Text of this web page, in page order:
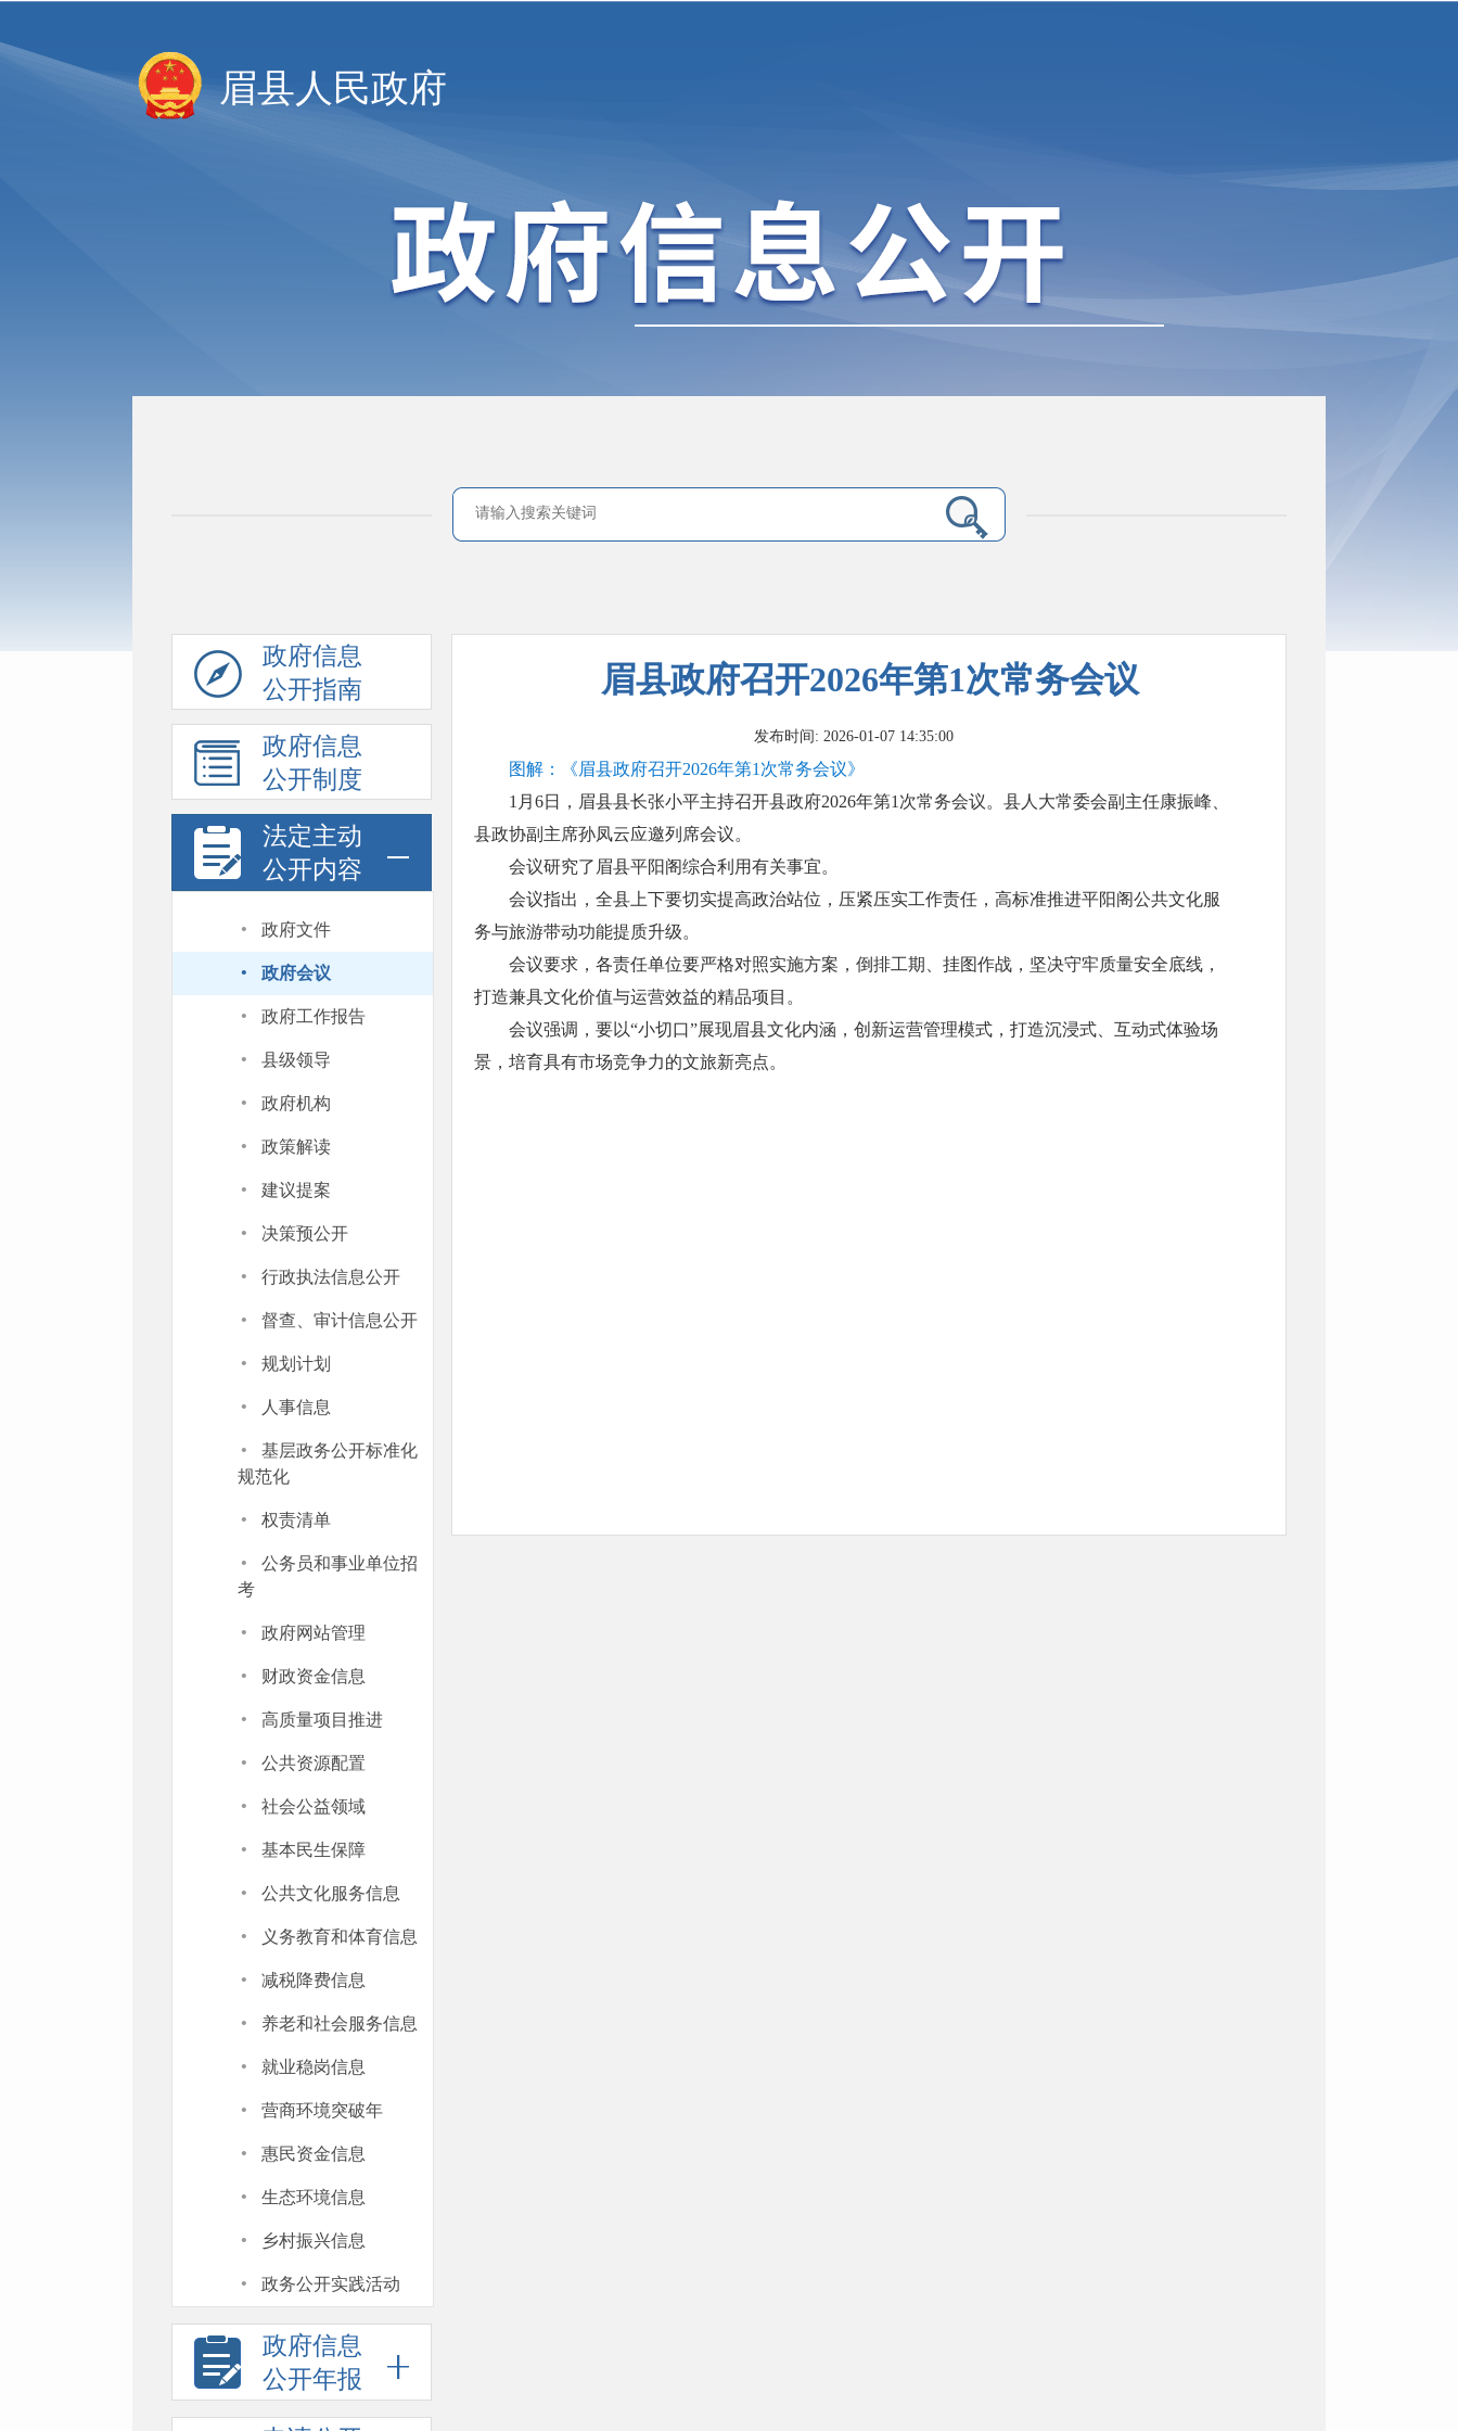
眉县人民政府
政府信息
公开指南
政府信息
公开制度
法定主动
公开内容
· 政府文件
· 政府会议
· 政府工作报告
· 县级领导
· 政府机构
· 政策解读
· 建议提案
· 决策预公开
· 行政执法信息公开
· 督查、审计信息公开
· 规划计划
· 人事信息
·
基层政务公开标准化
规范化
· 权责清单
·
公务员和事业单位招
考
· 政府网站管理
· 财政资金信息
· 高质量项目推进
· 公共资源配置
· 社会公益领域
· 基本民生保障
· 公共文化服务信息
· 义务教育和体育信息
· 减税降费信息
· 养老和社会服务信息
· 就业稳岗信息
· 营商环境突破年
· 惠民资金信息
· 生态环境信息
· 乡村振兴信息
· 政务公开实践活动
政府信息
公开年报
眉县政府召开2026年第1次常务会议
发布时间: 2026-01-07 14:35:00
图解：《眉县政府召开2026年第1次常务会议》
1月6日，眉县县长张小平主持召开县政府2026年第1次常务会议。县人大常委会副主任康振峰、
县政协副主席孙凤云应邀列席会议。
会议研究了眉县平阳阁综合利用有关事宜。
会议指出，全县上下要切实提高政治站位，压紧压实工作责任，高标准推进平阳阁公共文化服
务与旅游带动功能提质升级。
会议要求，各责任单位要严格对照实施方案，倒排工期、挂图作战，坚决守牢质量安全底线，
打造兼具文化价值与运营效益的精品项目。
会议强调，要以“小切口”展现眉县文化内涵，创新运营管理模式，打造沉浸式、互动式体验场
景，培育具有市场竞争力的文旅新亮点。